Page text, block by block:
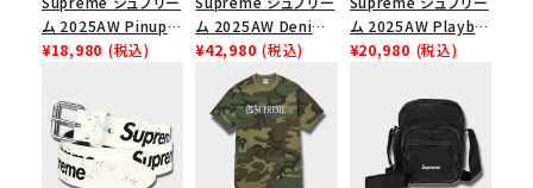
ム 2025AW Pinup
Mesh Back 5-Panel
ュバック 5パネルキャ
ップ トゥルーティン
バーHTC フォールカ
¥18,980 (税込)
ム 2025AW Denim
Backpack デニム バ
ックパック ブラック
¥42,980 (税込)
ム 2025AW Playboi
Carti Tee プレイボ
¥20,980 (税込)